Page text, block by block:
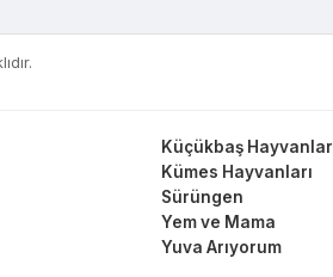
Küçükbaş Hayvanlar
Kümes Hayvanları
Sürüngen
Yem ve Mama
Yuva Arıyorum